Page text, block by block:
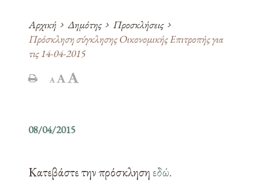
Αρχική Δημότης
Προσκλήσεις
Πρόσκληση σύγκλησης Οικονομικής Επιτροπής για
τις 14-04-2015
08/04/2015
Κατεβάστε την πρόσκληση εδώ.